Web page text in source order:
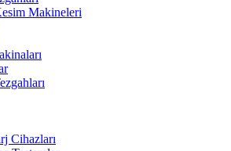
Makineleri
Cihazları